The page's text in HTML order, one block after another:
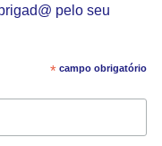
pelo seu
*campo obrigatório